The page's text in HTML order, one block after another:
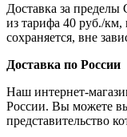
Доставка за пределы
из тарифа 40 руб./км,
сохраняется, вне
Доставка по России
Наш интернет-
России. Вы можете
представительство